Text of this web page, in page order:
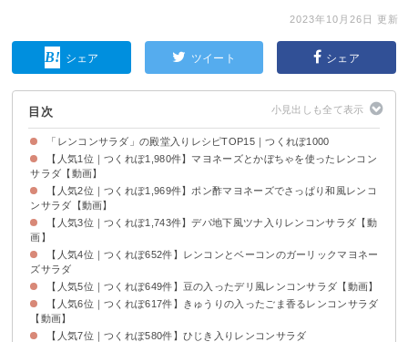
2023年10月26日 更新
シェア ツイート シェア
目次
「レンコンサラダ」の殿堂入りレシピTOP15｜つくれぽ1000
【人気1位｜つくれぽ1,980件】マヨネーズとかぼちゃを使ったレンコン
サラダ【動画】
【人気2位｜つくれぽ1,969件】ポン酢マヨネーズでさっぱり和風レンコ
ンサラダ【動画】
【人気3位｜つくれぽ1,743件】デパ地下風ツナ入りレンコンサラダ【動
画】
【人気4位｜つくれぽ652件】レンコンとベーコンのガーリックマヨネー
ズサラダ
【人気5位｜つくれぽ649件】豆の入ったデリ風レンコンサラダ【動画】
【人気6位｜つくれぽ617件】きゅうりの入ったごま香るレンコンサラダ
【動画】
【人気7位｜つくれぽ580件】ひじき入りレンコンサラダ